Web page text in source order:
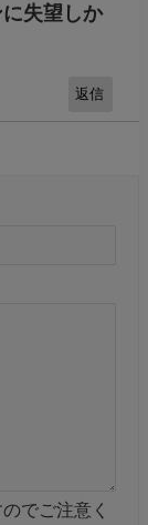
失望しか
返信
でご注意く